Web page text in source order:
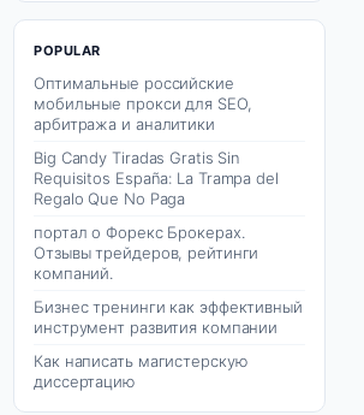
POPULAR
Оптимальные российские
мобильные прокси для SEO,
арбитража и аналитики
Big Candy Tiradas Gratis Sin
Requisitos España: La Trampa del
Regalo Que No Paga
портал о Форекс Брокерах.
Отзывы трейдеров, рейтинги
компаний.
Бизнес тренинги как эффективный
инструмент развития компании
Как написать магистерскую
диссертацию